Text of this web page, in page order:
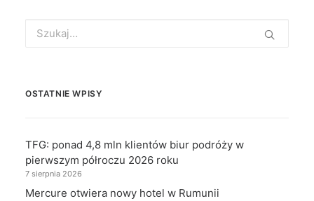
for:
OSTATNIE WPISY
TFG: ponad 4,8 mln klientów biur podróży w
pierwszym półroczu 2026 roku
7 sierpnia 2026
Mercure otwiera nowy hotel w Rumunii